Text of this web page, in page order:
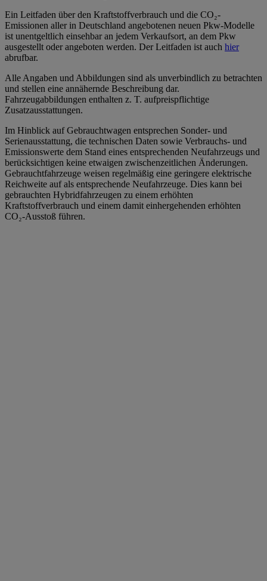
Ein Leitfaden über den Kraftstoffverbrauch und die CO₂-
Emissionen aller in Deutschland angebotenen neuen Pkw-Modelle
ist unentgeltlich einsehbar an jedem Verkaufsort, an dem Pkw
ausgestellt oder angeboten werden. Der Leitfaden ist auch hier
abrufbar.
Alle Angaben und Abbildungen sind als unverbindlich zu betrachten
und stellen eine annähernde Beschreibung dar.
Fahrzeugabbildungen enthalten z. T. aufpreispflichtige
Zusatzausstattungen.
Im Hinblick auf Gebrauchtwagen entsprechen Sonder- und
Serienausstattung, die technischen Daten sowie Verbrauchs- und
Emissionswerte dem Stand eines entsprechenden Neufahrzeugs und
berücksichtigen keine etwaigen zwischenzeitlichen Änderungen.
Gebrauchtfahrzeuge weisen regelmäßig eine geringere elektrische
Reichweite auf als entsprechende Neufahrzeuge. Dies kann bei
gebrauchten Hybridfahrzeugen zu einem erhöhten
Kraftstoffverbrauch und einem damit einhergehenden erhöhten
CO₂-Ausstoß führen.